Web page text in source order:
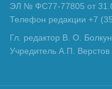
ЭЛ № ФС77-77805 от
Телефон редакции +7
Гл. редактор В. О. Болкун
Учредитель А.П. Верстов